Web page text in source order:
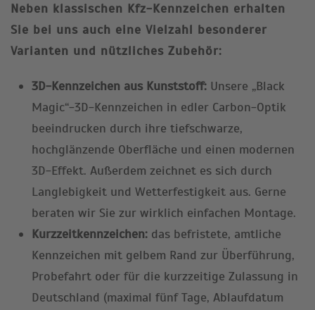
Neben klassischen Kfz-Kennzeichen erhalten
Sie bei uns auch eine Vielzahl besonderer
Varianten und nützliches Zubehör:
3D-Kennzeichen aus Kunststoff: Unsere „Black
Magic“-3D-Kennzeichen in edler Carbon-Optik
beeindrucken durch ihre tiefschwarze,
hochglänzende Oberfläche und einen modernen
3D-Effekt. Außerdem zeichnet es sich durch
Langlebigkeit und Wetterfestigkeit aus. Gerne
beraten wir Sie zur wirklich einfachen Montage.
Kurzzeitkennzeichen: das befristete, amtliche
Kennzeichen mit gelbem Rand zur Überführung,
Probefahrt oder für die kurzzeitige Zulassung in
Deutschland (maximal fünf Tage, Ablaufdatum